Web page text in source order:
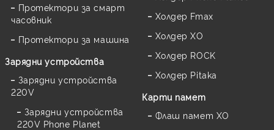
Протектори за смарт
часовник
Протектори за машина
Зарядни устройства
Зарядни устройства
220V
Зарядни устройства
220V Phone Planet
Холдер Fmax
Холдер XO
Холдер ROCK
Холдер Pitaka
Карти памет
Флаш памет XO